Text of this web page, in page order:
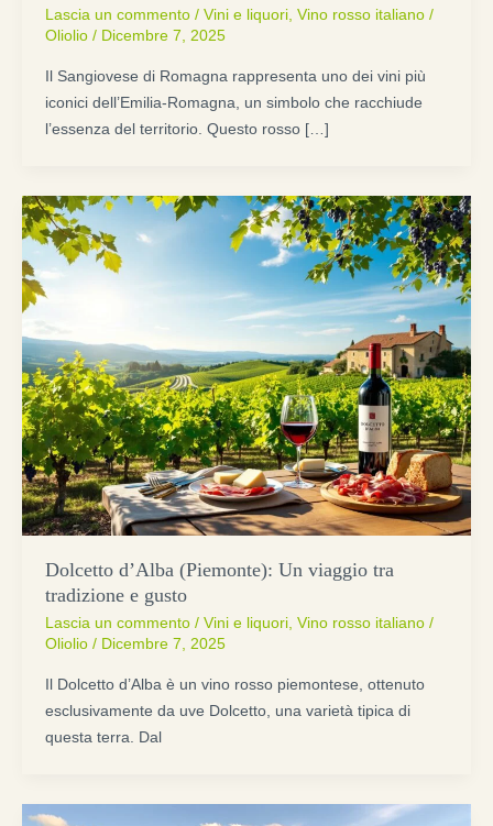
Lascia un commento / Vini e liquori, Vino rosso italiano/
Oliolio / Dicembre 7, 2025
Il Sangiovese di Romagna rappresenta uno dei vini più
iconici dell’Emilia-Romagna, un simbolo che racchiude
l’essenza del territorio. Questo rosso […]
Dolcetto d’Alba (Piemonte): Un viaggio tra
tradizione e gusto
Lascia un commento / Vini e liquori, Vino rosso italiano/
Oliolio / Dicembre 7, 2025
Il Dolcetto d’Alba è un vino rosso piemontese, ottenuto
esclusivamente da uve Dolcetto, una varietà tipica di
questa terra. Dal